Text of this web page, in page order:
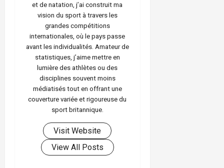
et de natation, j’ai construit ma
vision du sport à travers les
grandes compétitions
internationales, où le pays passe
avant les individualités. Amateur de
statistiques, j’aime mettre en
lumière des athlètes ou des
disciplines souvent moins
médiatisés tout en offrant une
couverture variée et rigoureuse du
sport britannique.
Visit Website
View All Posts